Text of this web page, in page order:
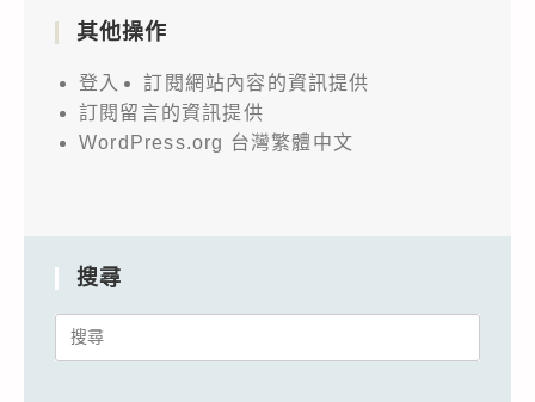
其他操作
登入
訂閱網站內容的資訊提供
訂閱留言的資訊提供
WordPress.org 台灣繁體中文
搜尋
Search